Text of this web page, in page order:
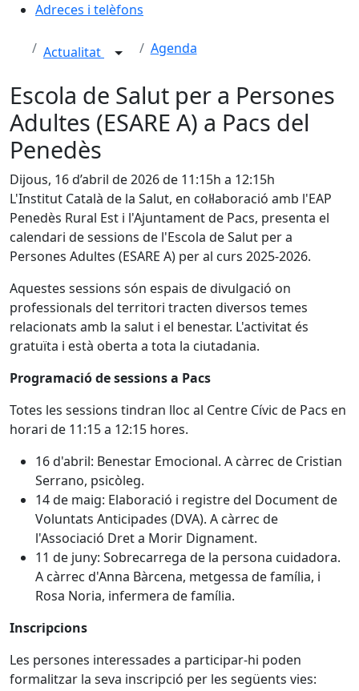
Adreces i telèfons
Actualitat Agenda
Escola de Salut per a Persones
Adultes (ESARE A) a Pacs del
Penedès
Dijous, 16 d’abril de 2026 de 11:15h a 12:15h
L'Institut Català de la Salut, en col·laboració amb l'EAP
Penedès Rural Est i l'Ajuntament de Pacs, presenta el
calendari de sessions de l'Escola de Salut per a
Persones Adultes (ESARE A) per al curs 2025-2026.
Aquestes sessions són espais de divulgació on
professionals del territori tracten diversos temes
relacionats amb la salut i el benestar. L'activitat és
gratuïta i està oberta a tota la ciutadania.
Programació de sessions a Pacs
Totes les sessions tindran lloc al Centre Cívic de Pacs en
horari de 11:15 a 12:15 hores.
16 d'abril: Benestar Emocional. A càrrec de Cristian
Serrano, psicòleg.
14 de maig: Elaboració i registre del Document de
Voluntats Anticipades (DVA). A càrrec de
l'Associació Dret a Morir Dignament.
11 de juny: Sobrecarrega de la persona cuidadora.
A càrrec d'Anna Bàrcena, metgessa de família, i
Rosa Noria, infermera de família.
Inscripcions
Les persones interessades a participar-hi poden
formalitzar la seva inscripció per les següents vies: